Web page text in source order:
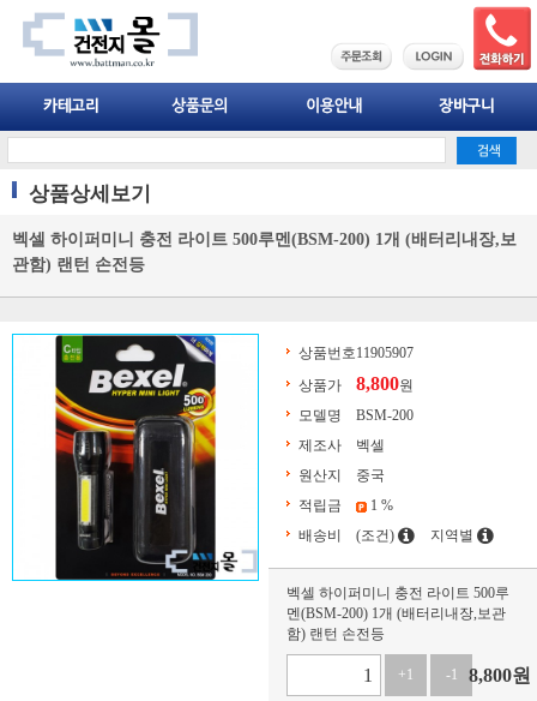
상품상세보기
벡셀 하이퍼미니 충전 라이트 500루멘(BSM-200) 1개 (배터리내장,보
관함) 랜턴 손전등
상품번호11905907
상품가
8,800원
모델명
BSM-200
제조사
벡셀
원산지
중국
적립금
1 %
배송비
(조건) 지역별
벡셀 하이퍼미니 충전 라이트 500루
멘(BSM-200) 1개 (배터리내장,보관
함) 랜턴 손전등
+1 -1 8,800원